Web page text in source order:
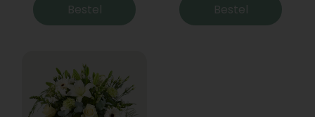
Bestel Bestel